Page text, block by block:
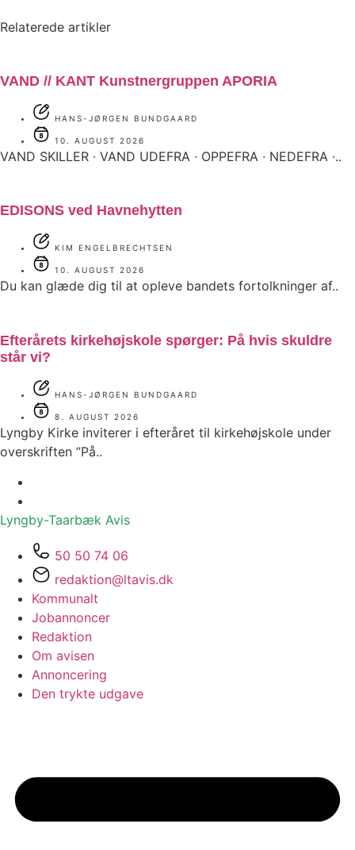
Relaterede artikler
VAND // KANT Kunstnergruppen APORIA
HANS-JØRGEN BUNDGAARD
10. AUGUST 2026
VAND SKILLER ∙ VAND UDEFRA ∙ OPPEFRA ∙ NEDEFRA ∙..
EDISONS ved Havnehytten
KIM ENGELBRECHTSEN
10. AUGUST 2026
Du kan glæde dig til at opleve bandets fortolkninger af..
Efterårets kirkehøjskole spørger: På hvis skuldre
står vi?
HANS-JØRGEN BUNDGAARD
8. AUGUST 2026
Lyngby Kirke inviterer i efteråret til kirkehøjskole under
overskriften ”På..
Lyngby-Taarbæk Avis
50 50 74 06
redaktion@ltavis.dk
Kommunalt
Jobannoncer
Redaktion
Om avisen
Annoncering
Den trykte udgave